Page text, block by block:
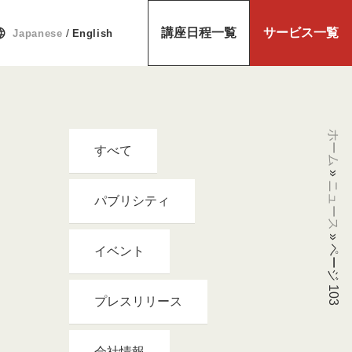
Japanese / English 講座日程一覧 サービス一覧
ホーム
»
ニュース
»
ページ 103
すべて
パブリシティ
イベント
プレスリリース